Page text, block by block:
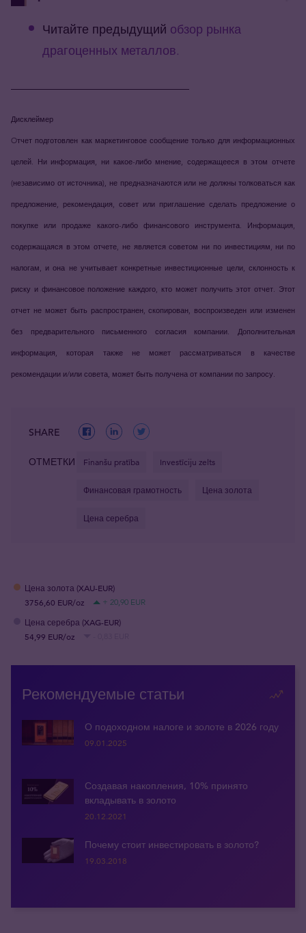
Читайте предыдущий обзор рынка
драгоценных металлов.
Дисклеймер
Oтчет подготовлен как маркетинговое сообщение только для информационных
целей. Ни информация, ни какое-либо мнение, содержащееся в этом отчете
(независимо от источника), не предназначаются или не должны толковаться как
предложение, рекомендация, совет или приглашение сделать предложение о
покупке или продаже какого-либо финансового инструмента. Информация,
содержащаяся в этом отчете, не является советом ни по инвестициям, ни по
налогам, и она не учитывает конкретные инвестиционные цели, склонность к
риску и финансовое положение каждого, кто может получить этот отчет. Этот
отчет не может быть распространен, скопирован, воспроизведен или изменен
без предварительного письменного согласия компании. Дополнительная
информация, которая также не может рассматриваться в качестве
рекомендации и/или совета, может быть получена от компании по запросу.
SHARE
ОТМЕТКИ Finanšu pratība Investīciju zelts
Финансовая грамотность Цена золота
Цена серебра
Цена золота (XAU-EUR)
3756,60 EUR/oz
+ 20,90 EUR
Цена серебра (XAG-EUR)
54,99 EUR/oz
Рекомендуемые статьи
О подоходном налоге и золоте в 2026 году
09.01.2025
Создавая накопления, 10% принято
вкладывать в золото
20.12.2021
Почему стоит инвестировать в золото?
19.03.2018